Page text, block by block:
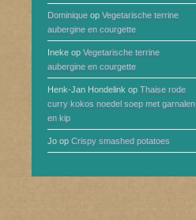
Dominique op Vegetarische terrine
aubergine en courgette
Ineke op Vegetarische terrine
aubergine en courgette
Henk-Jan Hondelink op Thaise rode
curry kokos noedel soep met garnalen
en kip
Jo op Crispy smashed potatoes